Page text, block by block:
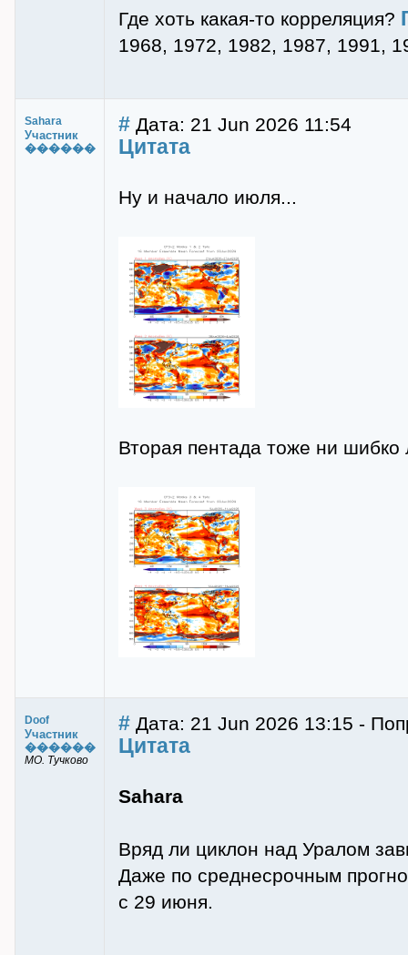
Где хоть какая-то корреляция?
1968, 1972, 1982, 1987, 1991,
Sahara
Участник
������
# Дата: 21 Jun 2026 11:54
Цитата
Ну и начало июля...
Вторая пентада тоже ни
Doof
Участник
������
МО. Тучково
# Дата: 21 Jun 2026 13:15 -
Цитата
Sahara
Вряд ли циклон над Уралом
Даже по среднесрочным
с 29 июня.